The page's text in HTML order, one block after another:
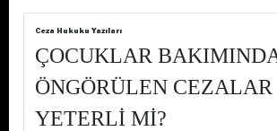
Ceza Hukuku Yazıları
ÇOCUKLAR
ÖNGÖRÜLEN CEZALAR
YETERLİ Mİ?